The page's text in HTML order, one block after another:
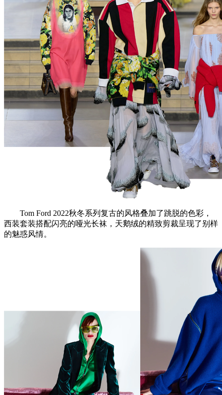
Tom Ford 2022秋冬系列复古的风格叠加了跳脱的色彩，
西装套装搭配闪亮的哑光长袜，天鹅绒的精致剪裁呈现了别样
的魅惑风情。